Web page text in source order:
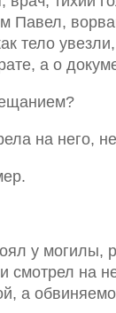
Павел,
тело
а о
на него,
у могилы,
смотрел на
а